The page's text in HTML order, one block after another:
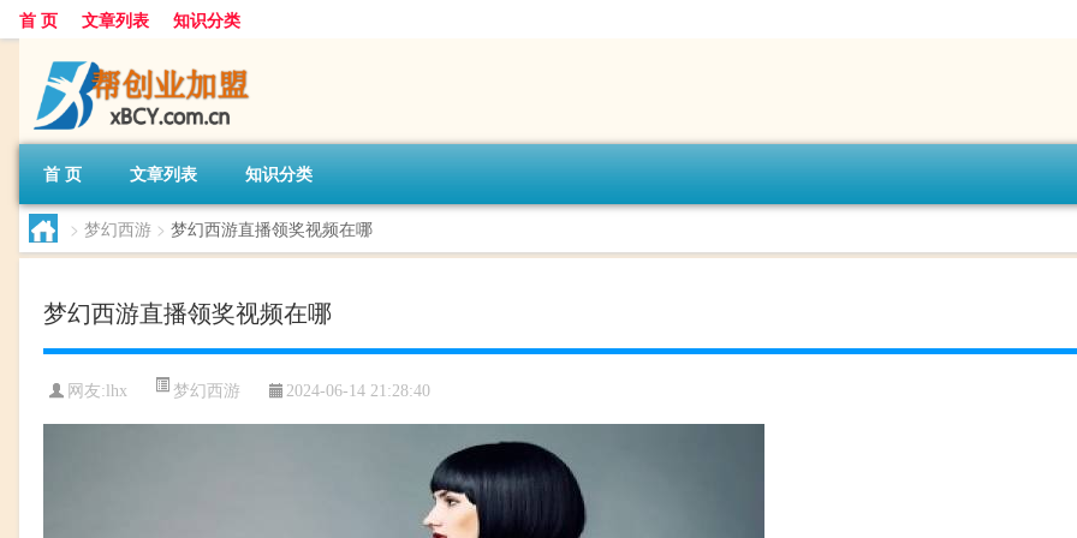
首 页 文章列表 知识分类
首 页 文章列表 知识分类
> 梦幻西游 > 梦幻西游直播领奖视频在哪
梦幻西游直播领奖视频在哪
网友: lhx 梦幻西游 2024-06-14 21:28:40